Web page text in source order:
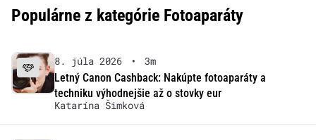
Populárne z kategórie Fotoaparáty
8. júla 2026 •
3m
Letný Canon Cashback: Nakúpte fotoaparáty a
techniku výhodnejšie až o stovky eur
Katarína Šimková